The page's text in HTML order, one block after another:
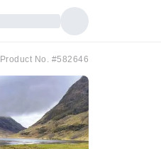
Product No. #582646